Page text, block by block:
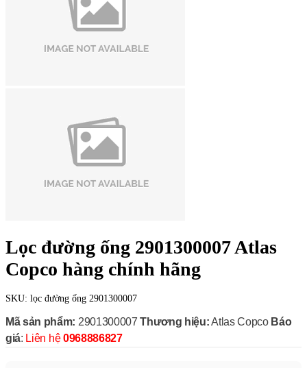
Lọc đường ống 2901300007 Atlas
Copco hàng chính hãng
SKU: lọc đường ống 2901300007
Mã sản phẩm: 2901300007 Thương hiệu:Atlas Copco Báo
giá: Liên hệ0968886827